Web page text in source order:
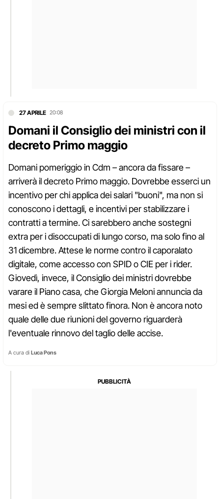
27 APRILE 20:08
Domani il Consiglio dei ministri con il
decreto Primo maggio
Domani pomeriggio in Cdm – ancora da fissare –
arriverà il decreto Primo maggio. Dovrebbe esserci un
incentivo per chi applica dei salari "buoni", ma non si
conoscono i dettagli, e incentivi per stabilizzare i
contratti a termine. Ci sarebbero anche sostegni
extra per i disoccupati di lungo corso, ma solo fino al
31 dicembre. Attese le norme contro il caporalato
digitale, come accesso con SPID o CIE per i rider.
Giovedì, invece, il Consiglio dei ministri dovrebbe
varare il Piano casa, che Giorgia Meloni annuncia da
mesi ed è sempre slittato finora. Non è ancora noto
quale delle due riunioni del governo riguarderà
l'eventuale rinnovo del taglio delle accise.
A cura di Luca Pons